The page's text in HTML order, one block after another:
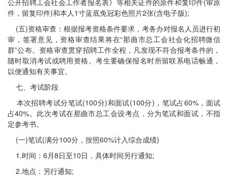
公开招聘工会社会工作者报名表》等相关证件的原件和复印件(审原
件，留复印件)和本人1寸蓝底免冠彩色照片2张(含电子版);
(五)资格审查：根据报考资格条件要求，考务办对报名人员进行初
审，签署意见，资格审查结果将在“那曲市总工会社会化招聘微信
群”公布。资格审查贯穿招聘工作全程，凡发现不符合报考条件的，
随时取消考试或聘用资格。考生要确保报名时所留联系电话畅通，
以便通知有关事宜。
七、考试阶段
本次招聘考试分笔试(100分)和面试(100分)，笔试占60%，面试
占40%。此次考试在那曲市总工会设考点，分为笔试和面试，不指
定参考书。
(一)笔试(满分100分，按照60%计入综合成绩)
1.时间：6月8日至10日，具体时间另行通知;
2.地点：另行通知;